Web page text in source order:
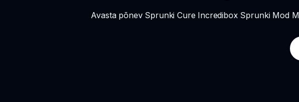
Avasta põnev Sprunki Cure Incredibox Sprunki Mod